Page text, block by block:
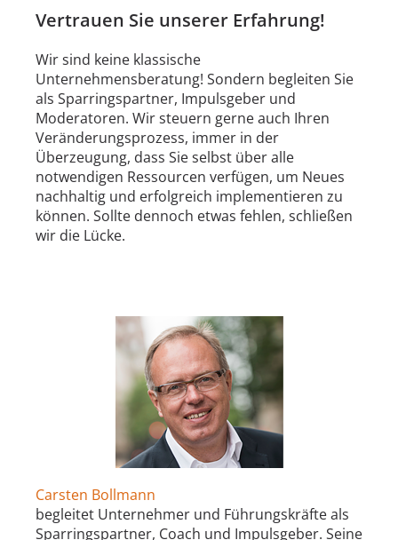
Vertrauen Sie unserer Erfahrung!
Wir sind keine klassische
Unternehmensberatung! Sondern begleiten Sie
als Sparringspartner, Impulsgeber und
Moderatoren. Wir steuern gerne auch Ihren
Veränderungsprozess, immer in der
Überzeugung, dass Sie selbst über alle
notwendigen Ressourcen verfügen, um Neues
nachhaltig und erfolgreich implementieren zu
können. Sollte dennoch etwas fehlen, schließen
wir die Lücke.
Carsten Bollmann
begleitet Unternehmer und Führungskräfte als
Sparringspartner, Coach und Impulsgeber. Seine